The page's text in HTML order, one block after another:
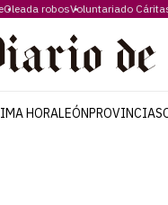
Oleada robosVoluntariado
HORALEÓNPROVINCIA